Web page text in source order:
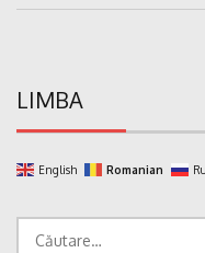
LIMBA
English Romanian